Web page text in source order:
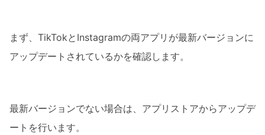
まず、TikTokとInstagramの両アプリが最新バージョンに
アップデートされているかを確認します。
最新バージョンでない場合は、アプリストアからアップデ
ートを行います。